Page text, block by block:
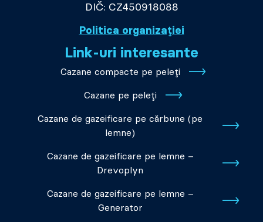
DIČ: CZ450918088
Politica organizației
Link-uri interesante
Cazane compacte pe peleți
Cazane pe peleți
Cazane de gazeificare pe cărbune (pe
lemne)
Cazane de gazeificare pe lemne –
Drevoplyn
Cazane de gazeificare pe lemne –
Generator